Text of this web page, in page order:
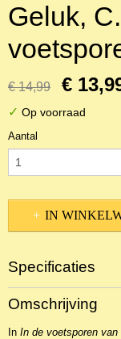
Geluk,
€ 14,99 €
✓ Op voorraad
Aantal
IN
Specificaties
Productcode
NBKTb-11229
EAN code
Omschrijving
In In de voetsporen van